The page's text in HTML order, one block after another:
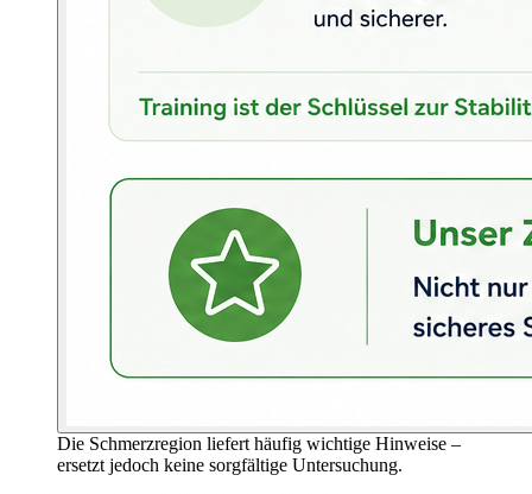
Die Schmerzregion liefert häufig wichtige Hinweise –
ersetzt jedoch keine sorgfältige Untersuchung.